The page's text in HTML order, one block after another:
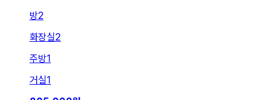
방2
화장실2
주방1
거실1